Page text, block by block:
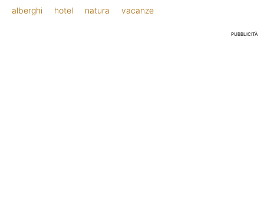
alberghi hotel natura vacanze
PUBBLICITÀ